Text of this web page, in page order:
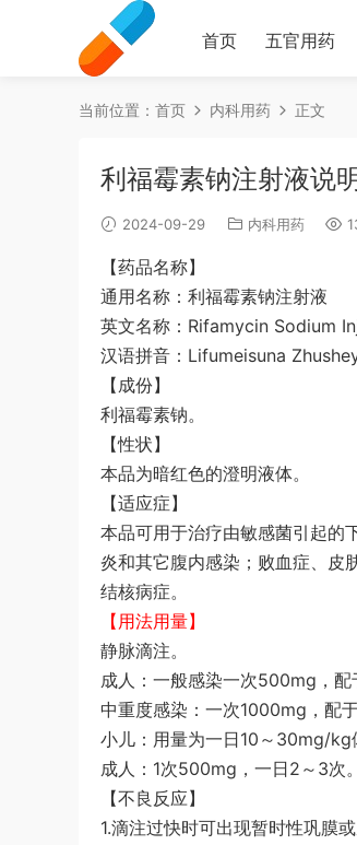
首页 五官用药
当前位置： 首页 内科用药 正文
利福霉素钠注射液说
2024-09-29 内科用药
【药品名称】
通用名称：利福霉素钠注射液
英文名称：Rifamycin Sodium
汉语拼音：Lifumeisuna
【成份】
利福霉素钠。
【性状】
本品为暗红色的澄明液体。
【适应症】
本品可用于治疗由敏感菌引起的
炎和其它腹内感染；败血症、皮
结核病症。
【用法用量】
静脉滴注。
成人：一般感染一次500mg，
中重度感染：一次1000mg，配
小儿：用量为一日10～30mg/kg
成人：1次500mg，一日2～3次
【不良反应】
1.滴注过快时可出现暂时性巩膜